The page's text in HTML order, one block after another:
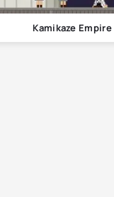
Kamikaze Empire